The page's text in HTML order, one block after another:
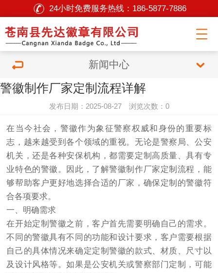
24小时免费服务热线： 186-5877-7886
新闻中心
警徽制作厂家定制流程详解
发布日期：2025-08-27 浏览次数：0
在当今社会，警徽作为象征警察权威和身份的重要标
志，越来越受到各个领域的重视。无论是警察局、公安
机关，还是各种安保机构，都需要定制高质量、具有专
业特色的警徽。因此，了解警徽制作厂家定制流程，能
够帮助客户更好地选择合适的厂家，确保定制的警徽符
合各项要求。
一、明确需求
在开始定制警徽之前，客户首先需要明确自己的需求。
不同的警徽具有不同的功能和设计要求，客户需要根据
自己的具体情况来确定定制警徽的款式、材质、尺寸以
及设计风格等。如果是公安机关或警察部门定制，可能